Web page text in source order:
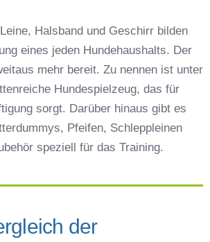
Halsband und Geschirr bilden
eines jeden Hundehaushalts. Der
mehr bereit. Zu nennen ist unter
Hundespielzeug, das für
sorgt. Darüber hinaus gibt es
Pfeifen, Schleppleinen
speziell für das Training.
der